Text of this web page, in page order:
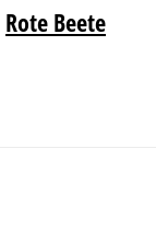
Rote Beete